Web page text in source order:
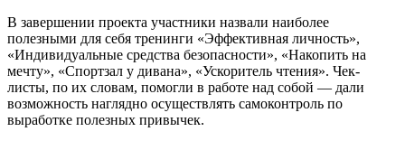
В завершении проекта участники назвали наиболее
полезными для себя тренинги «Эффективная личность»,
«Индивидуальные средства безопасности», «Накопить на
мечту», «Спортзал у дивана», «Ускоритель чтения». Чек-
листы, по их словам, помогли в работе над собой — дали
возможность наглядно осуществлять самоконтроль по
выработке полезных привычек.